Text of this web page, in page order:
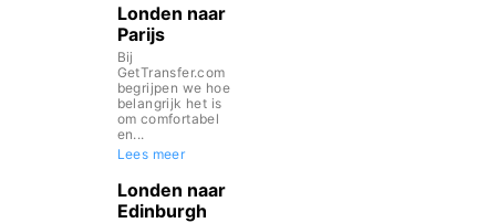
Londen naar
Parijs
Bij
GetTransfer.com
begrijpen we hoe
belangrijk het is
om comfortabel
en...
Lees meer
Londen naar
Edinburgh